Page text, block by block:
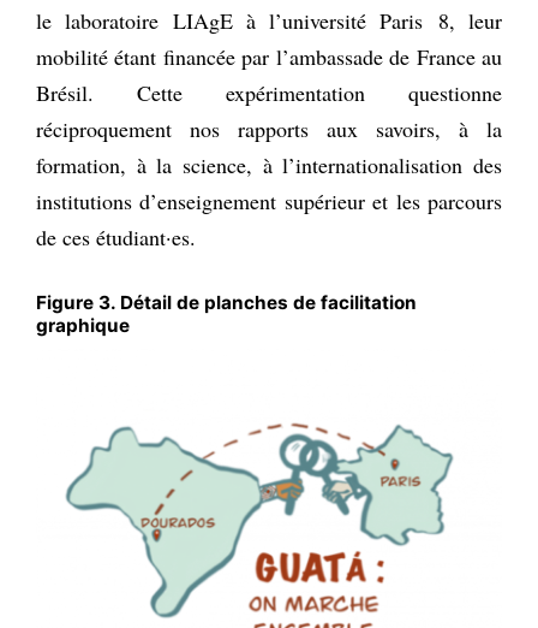
le laboratoire LIAgE à l’université Paris 8, leur
mobilité étant financée par l’ambassade de France au
Brésil. Cette expérimentation questionne
réciproquement nos rapports aux savoirs, à la
formation, à la science, à l’internationalisation des
institutions d’enseignement supérieur et les parcours
de ces étudiant·es.
Figure 3. Détail de planches de facilitation
graphique